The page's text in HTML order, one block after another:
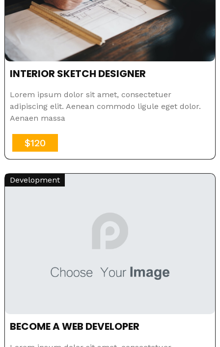
INTERIOR SKETCH DESIGNER
Lorem ipsum dolor sit amet, consectetuer
adipiscing elit. Aenean commodo ligule eget dolor.
Aenaen massa
$120
Development
BECOME A WEB DEVELOPER